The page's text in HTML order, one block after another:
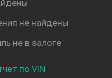
не найдены
не в залоге
по VIN